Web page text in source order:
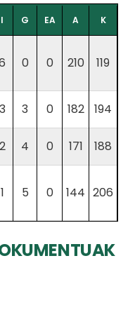
I G EA A K
0 0 210 119
3 3 0 182 194
2 4 0 171 188
1 5 0 144 206